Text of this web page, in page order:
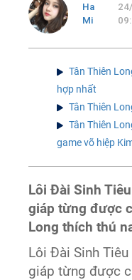
Ha
Mi
Tân Thiên
hợp nhất
Tân Thiên
Tân Thiên
game võ hiệp
Lôi Đài Sinh
giáp từng được
Long thích thú
Lôi Đài Sinh
giáp từng được